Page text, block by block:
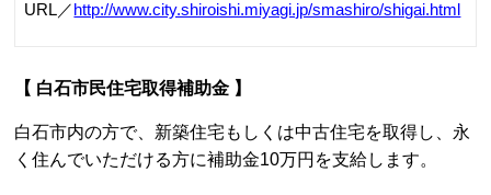
URL／ http://www.city.shiroishi.miyagi.jp/smashiro/shigai.html
【 白石市民住宅取得補助金 】
白石市内の方で、新築住宅もしくは中古住宅を取得し、永
く住んでいただける方に補助金10万円を支給します。